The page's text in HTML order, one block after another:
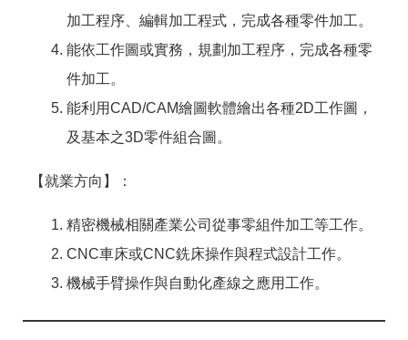
加工程序、編輯加工程式，完成各種零件加工。
能依工作圖或實務，規劃加工程序，完成各種零
件加工。
能利用CAD/CAM繪圖軟體繪出各種2D工作圖，
及基本之3D零件組合圖。
【就業方向】：
精密機械相關產業公司從事零組件加工等工作。
CNC車床或CNC銑床操作與程式設計工作。
機械手臂操作與自動化產線之應用工作。